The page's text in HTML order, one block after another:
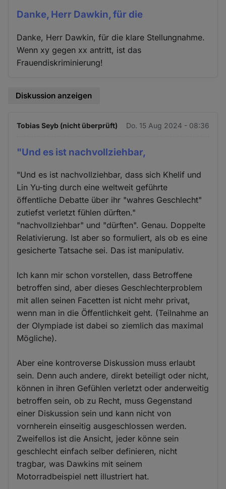
Danke, Herr Dawkin, für die
Danke, Herr Dawkin, für die klare Stellungnahme.
Wenn xy gegen xx antritt, ist das
Frauendiskriminierung!
Diskussion anzeigen
Tobias Seyb (nicht überprüft) Do. 15 Aug 2024 - 08:36
"Und es ist nachvollziehbar,
"Und es ist nachvollziehbar, dass sich Khelif und
Lin Yu-ting durch eine weltweit geführte
öffentliche Debatte über ihr "wahres Geschlecht"
zutiefst verletzt fühlen dürften."
"nachvollziehbar" und "dürften". Genau. Doppelte
Relativierung. Ist aber so formuliert, als ob es eine
gesicherte Tatsache sei. Das ist manipulativ.
Ich kann mir schon vorstellen, dass Betroffene
betroffen sind, aber dieses Geschlechterproblem
mit allen seinen Facetten ist nicht mehr privat,
wenn man in die Öffentlichkeit geht. (Teilnahme an
der Olympiade ist dabei so ziemlich das maximal
Mögliche).
Aber eine kontroverse Diskussion muss erlaubt
sein. Denn auch andere, direkt beteiligt oder nicht,
können in ihren Gefühlen verletzt oder anderweitig
betroffen sein, ob zu Recht, muss Gegenstand
einer Diskussion sein und kann nicht von
vornherein einseitig ausgeschlossen werden.
Zweifellos ist die Ansicht, jeder könne sein
geschlecht einfach selber definieren, nicht
tragbar, was Dawkins mit seinem
Motorradbeispiel nett illustriert hat.